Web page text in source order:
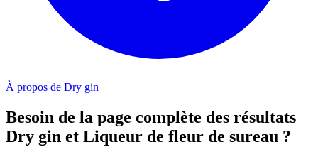
À propos de Dry gin
Besoin de la page complète des résultats
Dry gin et Liqueur de fleur de sureau ?